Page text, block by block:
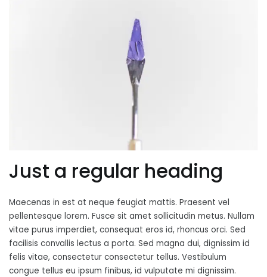
Just a regular heading
Maecenas in est at neque feugiat mattis. Praesent vel
pellentesque lorem. Fusce sit amet sollicitudin metus. Nullam
vitae purus imperdiet, consequat eros id, rhoncus orci. Sed
facilisis convallis lectus a porta. Sed magna dui, dignissim id
felis vitae, consectetur consectetur tellus. Vestibulum
congue tellus eu ipsum finibus, id vulputate mi dignissim.